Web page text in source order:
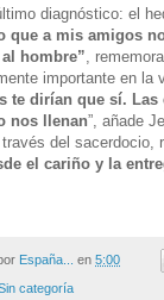
diagnóstico: el
que a mis amigos
al hombre”,
importante en la
te dirían que sí.
nos llenan”, añade
del sacerdocio,
el cariño y la
España... en 5:00
categoría